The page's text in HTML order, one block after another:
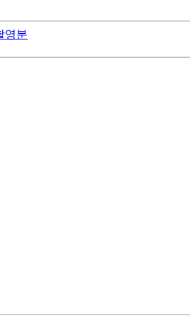
영분